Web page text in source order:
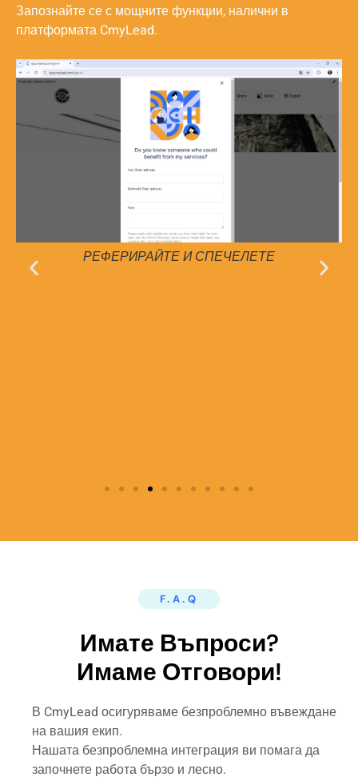
Запознайте се с мощните функции, налични в
платформата CmyLead.
Персонализиран виртуален
F.A.Q
Имате Въпроси?
Имаме Отговори!
В CmyLead осигуряваме безпроблемно въвеждане
на вашия екип.
Нашата безпроблемна интеграция ви помага да
започнете работа бързо и лесно.